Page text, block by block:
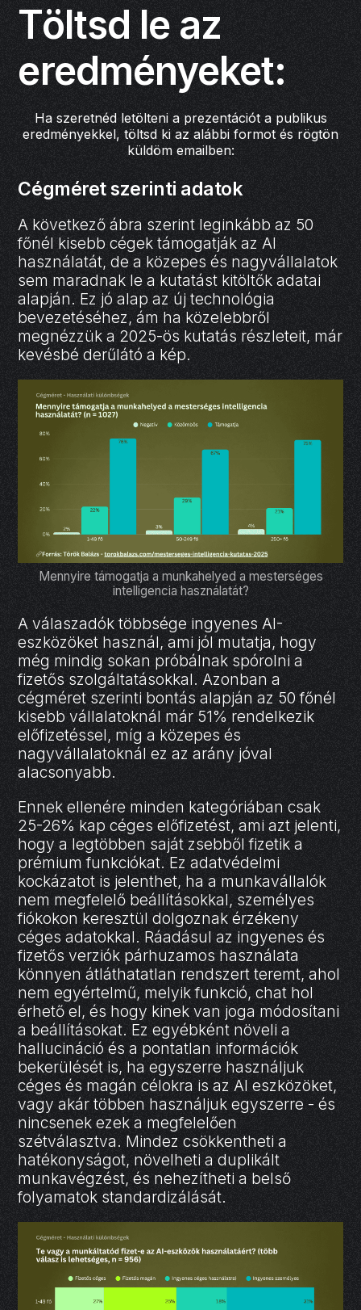
Töltsd le az
eredményeket:
Ha szeretnéd letölteni a prezentációt a publikus
eredményekkel, töltsd ki az alábbi formot és rögtön
küldöm emailben:
Cégméret szerinti adatok
A következő ábra szerint leginkább az 50
főnél kisebb cégek támogatják az AI
használatát, de a közepes és nagyvállalatok
sem maradnak le a kutatást kitöltők adatai
alapján. Ez jó alap az új technológia
bevezetéséhez, ám ha közelebbről
megnézzük a 2025-ös kutatás részleteit, már
kevésbé derűlátó a kép.
Mennyire támogatja a munkahelyed a mesterséges
intelligencia használatát?
A válaszadók többsége ingyenes AI-
eszközöket használ, ami jól mutatja, hogy
még mindig sokan próbálnak spórolni a
fizetős szolgáltatásokkal. Azonban a
cégméret szerinti bontás alapján az 50 főnél
kisebb vállalatoknál már 51% rendelkezik
előfizetéssel, míg a közepes és
nagyvállalatoknál ez az arány jóval
alacsonyabb.
Ennek ellenére minden kategóriában csak
25-26% kap céges előfizetést, ami azt jelenti,
hogy a legtöbben saját zsebből fizetik a
prémium funkciókat. Ez adatvédelmi
kockázatot is jelenthet, ha a munkavállalók
nem megfelelő beállításokkal, személyes
fiókokon keresztül dolgoznak érzékeny
céges adatokkal. Ráadásul az ingyenes és
fizetős verziók párhuzamos használata
könnyen átláthatatlan rendszert teremt, ahol
nem egyértelmű, melyik funkció, chat hol
érhető el, és hogy kinek van joga módosítani
a beállításokat. Ez egyébként növeli a
hallucináció és a pontatlan információk
bekerülését is, ha egyszerre használjuk
céges és magán célokra is az AI eszközöket,
vagy akár többen használjuk egyszerre - és
nincsenek ezek a megfelelően
szétválasztva. Mindez csökkentheti a
hatékonyságot, növelheti a duplikált
munkavégzést, és nehezítheti a belső
folyamatok standardizálását.